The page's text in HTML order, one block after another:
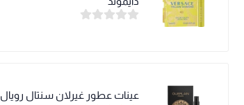
عينات عطور غيرلان سنتال رويال